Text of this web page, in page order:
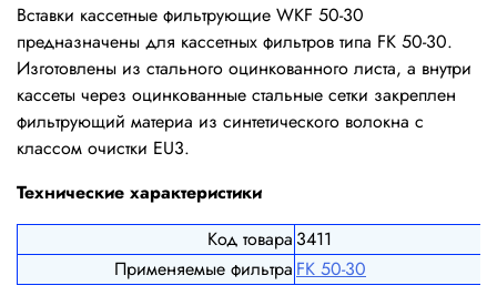
Вставки кассетные фильтрующие WKF 50-30
предназначены для кассетных фильтров типа FK 50-30.
Изготовлены из стального оцинкованного листа, а внутри
кассеты через оцинкованные стальные сетки закреплен
фильтрующий материа из синтетического волокна с
классом очистки EU3.
Технические характеристики
Код товара 3411
Применяемые фильтра FК 50-30